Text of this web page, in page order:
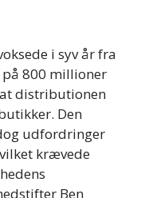
i syv år fra
800 millioner
distributionen
Den
udfordringer
krævede
Ben